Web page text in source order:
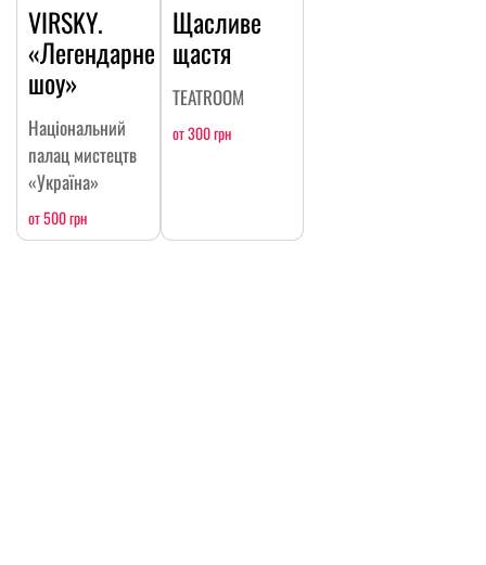
VIRSKY.
«Легендарне
шоу»
Національний
палац мистецтв
«Україна»
от 500 грн
Щасливе
щастя
TEATROOM
от 300 грн